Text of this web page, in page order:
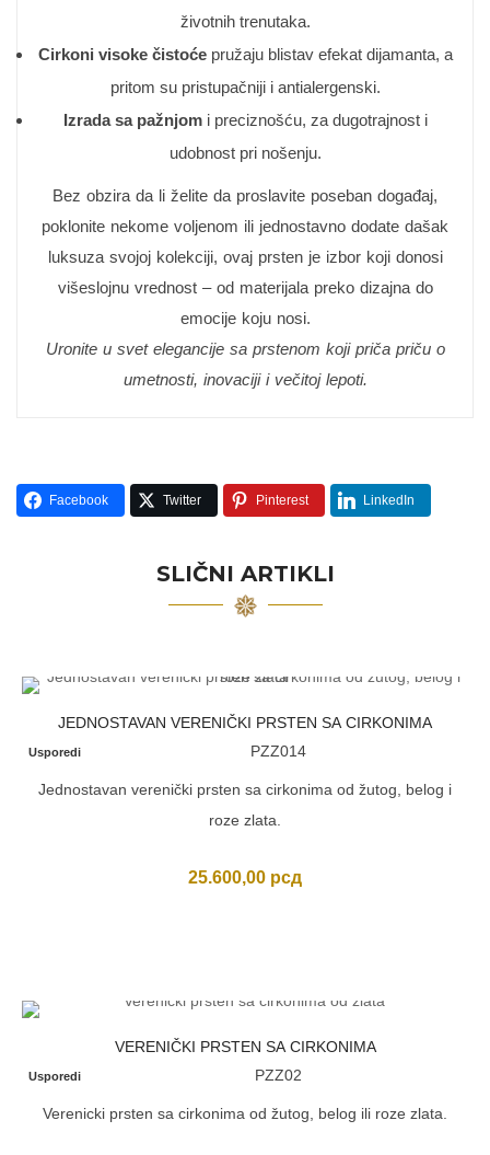
životnih trenutaka.
Cirkoni visoke čistoćepružaju blistav efekat dijamanta, a
pritom su pristupačniji i antialergenski.
Izrada sa pažnjomi preciznošću, za dugotrajnost i
udobnost pri nošenju.
Bez obzira da li želite da proslavite poseban događaj,
poklonite nekome voljenom ili jednostavno dodate dašak
luksuza svojoj kolekciji, ovaj prsten je izbor koji donosi
višeslojnu vrednost – od materijala preko dizajna do
emocije koju nosi.
Uronite u svet elegancije sa prstenom koji priča priču o
umetnosti, inovaciji i večitoj lepoti.
Facebook Twitter Pinterest LinkedIn
SLIČNI ARTIKLI
JEDNOSTAVAN VERENIČKI PRSTEN SA CIRKONIMA
Usporedi PZZ014
Jednostavan verenički prsten sa cirkonima od žutog, belog i
roze zlata.
25.600,00 рсд
VERENIČKI PRSTEN SA CIRKONIMA
Usporedi PZZ02
Verenicki prsten sa cirkonima od žutog, belog ili roze zlata.